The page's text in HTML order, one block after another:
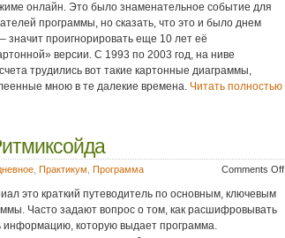
онлайн. Это было знаменательное событие для
программы, но сказать, что это и было днем
значит проигнорировать еще 10 лет её
версии. С 1993 по 2003 год, на ниве
трудились вот такие картонные диаграммы,
мною в те далекие времена. Читать полностью
Практикум Программа Comments Off
это краткий путеводитель по основным, ключевым
Часто задают вопрос о том, как расшифровывать
информацию, которую выдает программа.